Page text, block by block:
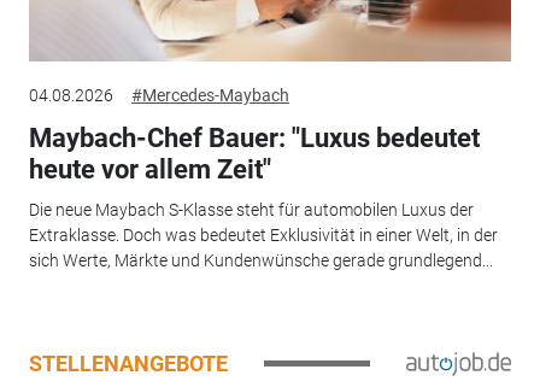
04.08.2026 #Mercedes-Maybach
Maybach-Chef Bauer: "Luxus bedeutet
heute vor allem Zeit"
Die neue Maybach S-Klasse steht für automobilen Luxus der
Extraklasse. Doch was bedeutet Exklusivität in einer Welt, in der
sich Werte, Märkte und Kundenwünsche gerade grundlegend...
STELLENANGEBOTE